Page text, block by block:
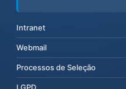
Intranet
Webmail
Processos de Seleção